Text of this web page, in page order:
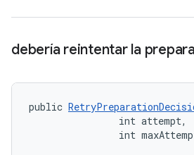
debería reintentar la
public
                int attempt,
int